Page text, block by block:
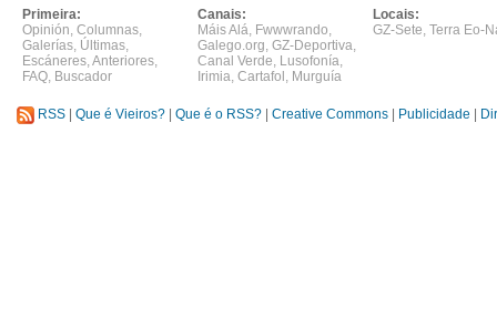
Primeira:
Opinión, Columnas,
Galerías, Últimas,
Escáneres,Anteriores,
FAQ, Buscador
Canais:
Máis Alá, Fwwwrando,
Galego.org, GZ-Deportiva,
Canal Verde, Lusofonía,
Irimia, Cartafol , Murguía
Locais:
GZ-Sete, Terra Eo-
RSS Que é Vieiros? Que é o RSS? Creative Commons Publicidade